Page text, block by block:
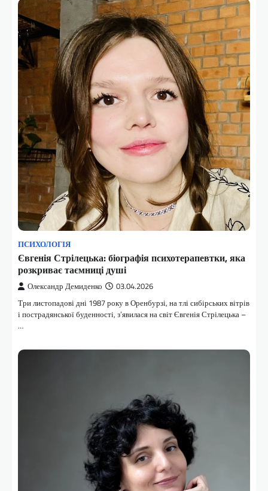
ПСИХОЛОГІЯ
Євгенія Стрілецька: біографія психотерапевтки, яка
розкриває таємниці душі
Олександр Демиденко 03.04.2026
Три листопадові дні 1987 року в Оренбурзі, на тлі сибірських вітрів
і пострадянської буденності, з’явилася на світ Євгенія Стрілецька –
…